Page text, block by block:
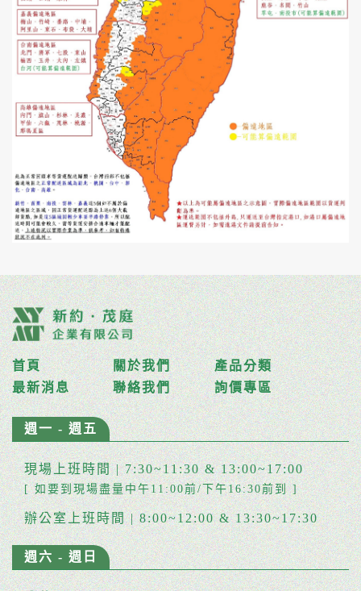
首頁 關於我們
產品分類
最新消息
聯絡我們 詢價專區
週一 - 週五
現場上班時間 | 7:30~11:30 & 13:00~17:00
[ 如要到現場盡量中午11:00前/下午16:30前到 ]
辦公室上班時間 | 8:00~12:00 & 13:30~17:30
週六 - 週日